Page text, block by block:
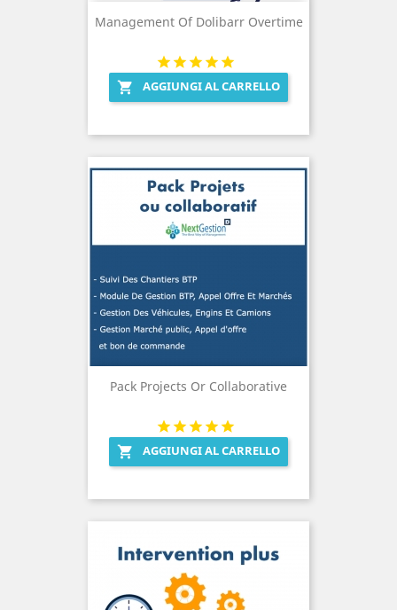
Management Of Dolibarr Overtime
 AGGIUNGI AL CARRELLO
Pack Projects Or Collaborative
 AGGIUNGI AL CARRELLO